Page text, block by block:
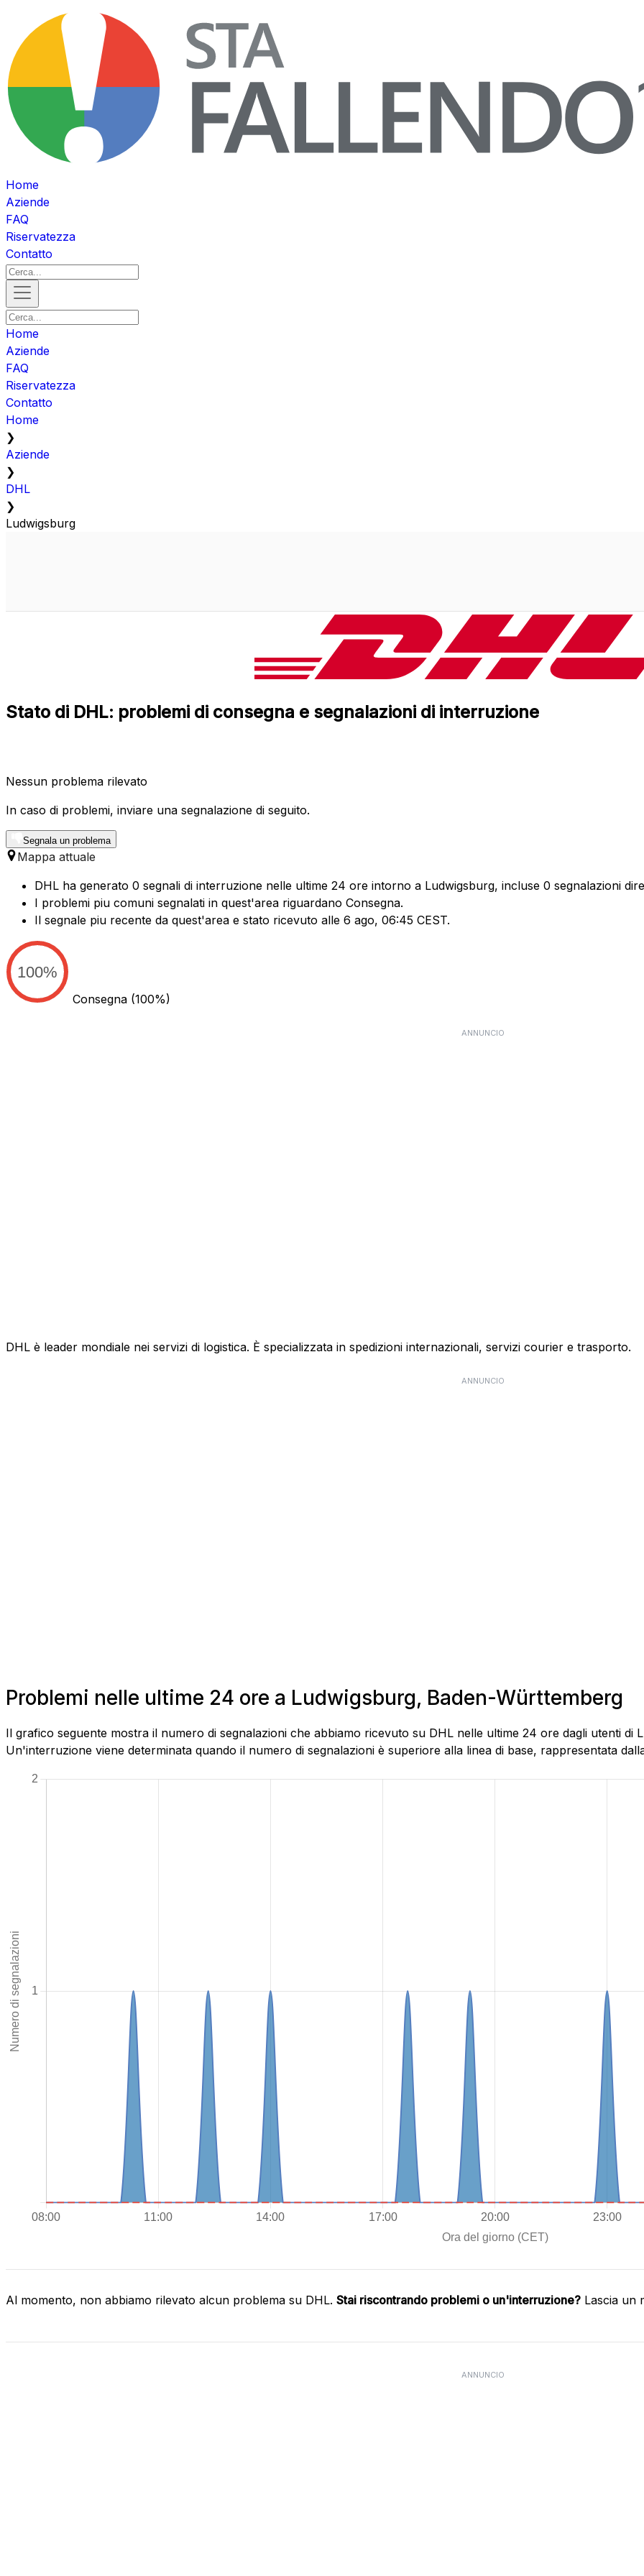
Home
Aziende
FAQ
Riservatezza
Contatto
Home
Aziende
FAQ
Riservatezza
Contatto
Home
❯
Aziende
❯
DHL
❯
Ludwigsburg
Stato di DHL: problemi di consegna e segnalazioni di interruzione
Nessun problema rilevato
In caso di problemi, inviare una segnalazione di seguito.
Segnala un problema
Mappa attuale
DHL ha generato 0 segnali di interruzione nelle ultime 24 ore intorno a Ludwigsburg, incluse 0 segnalazioni
I problemi piu comuni segnalati in quest'area riguardano Consegna.
Il segnale piu recente da quest'area e stato ricevuto alle 6 ago, 06:45 CEST.
100%
Consegna (100%)
ANNUNCIO
DHL è leader mondiale nei servizi di logistica. È specializzata in spedizioni internazionali, servizi courier e trasporto.
ANNUNCIO
Problemi nelle ultime 24 ore a Ludwigsburg, Baden-Württemberg
Il grafico seguente mostra il numero di segnalazioni che abbiamo ricevuto su DHL nelle ultime 24 ore dagli utenti di
Un'interruzione viene determinata quando il numero di segnalazioni è superiore alla linea di base, rappresentata
Al momento, non abbiamo rilevato alcun problema su DHL. Stai riscontrando problemi o un'interruzione? Lascia un
ANNUNCIO